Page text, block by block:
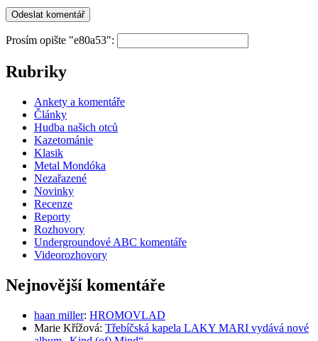
Prosím opište "e80a53":
Rubriky
Ankety a komentáře
Články
Hudba našich otců
Kazetománie
Klasik
Metal Mondóka
Nezařazené
Novinky
Recenze
Reporty
Rozhovory
Undergroundové ABC komentáře
Videorozhovory
Nejnovější komentáře
haan miller: HROMOVLAD
Marie Křížová: Třebíčská kapela LAKY MARI vydává nové